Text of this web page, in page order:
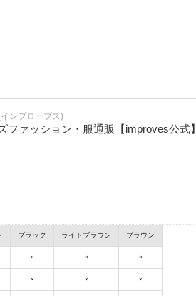
ンプローブス)
ファッション・服通販【improves公式】
ブラック ライトブラウン ブラウン
× × ×
× × ×